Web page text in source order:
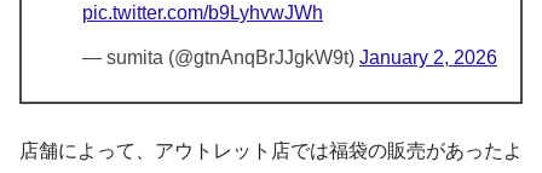
pic.twitter.com/b9LyhvwJWh
— sumita (@gtnAnqBrJJgkW9t) January 2, 2026
店舗によって、アウトレット店では福袋の販売があったよ